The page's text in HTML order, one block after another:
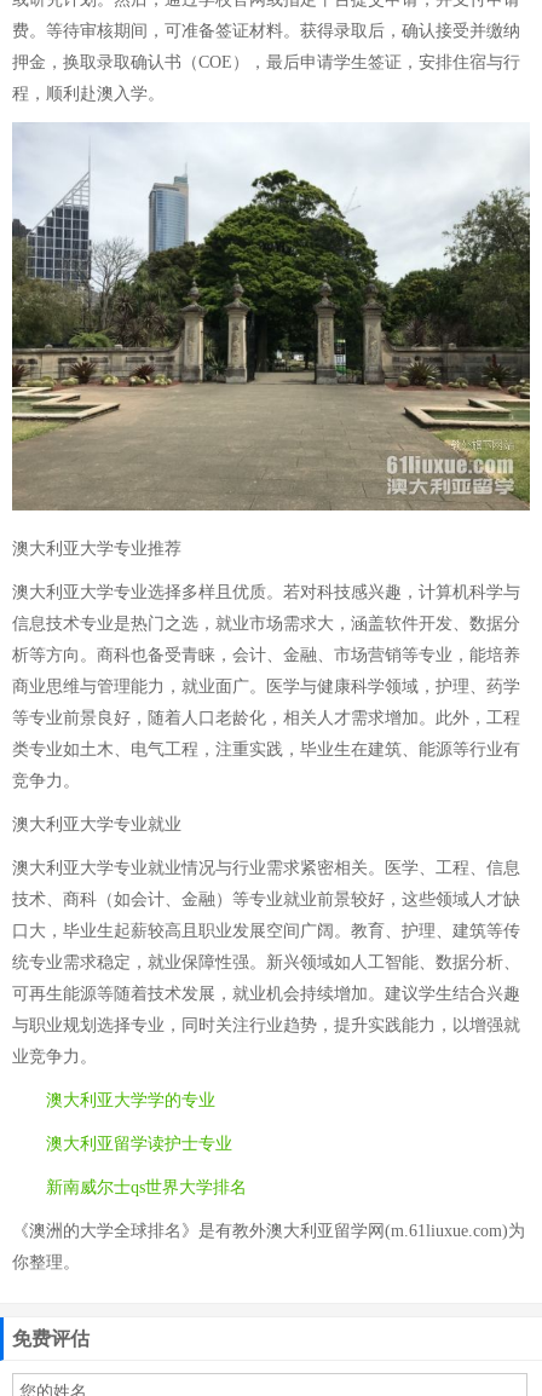
费。等待审核期间，可准备签证材料。获得录取后，确认接受并缴纳
押金，换取录取确认书（COE），最后申请学生签证，安排住宿与行
程，顺利赴澳入学。
澳大利亚大学专业推荐
澳大利亚大学专业选择多样且优质。若对科技感兴趣，计算机科学与
信息技术专业是热门之选，就业市场需求大，涵盖软件开发、数据分
析等方向。商科也备受青睐，会计、金融、市场营销等专业，能培养
商业思维与管理能力，就业面广。医学与健康科学领域，护理、药学
等专业前景良好，随着人口老龄化，相关人才需求增加。此外，工程
类专业如土木、电气工程，注重实践，毕业生在建筑、能源等行业有
竞争力。
澳大利亚大学专业就业
澳大利亚大学专业就业情况与行业需求紧密相关。医学、工程、信息
技术、商科（如会计、金融）等专业就业前景较好，这些领域人才缺
口大，毕业生起薪较高且职业发展空间广阔。教育、护理、建筑等传
统专业需求稳定，就业保障性强。新兴领域如人工智能、数据分析、
可再生能源等随着技术发展，就业机会持续增加。建议学生结合兴趣
与职业规划选择专业，同时关注行业趋势，提升实践能力，以增强就
业竞争力。
澳大利亚大学学的专业
澳大利亚留学读护士专业
新南威尔士qs世界大学排名
《澳洲的大学全球排名》是有教外澳大利亚留学网(m.61liuxue.com)为
你整理。
免费评估